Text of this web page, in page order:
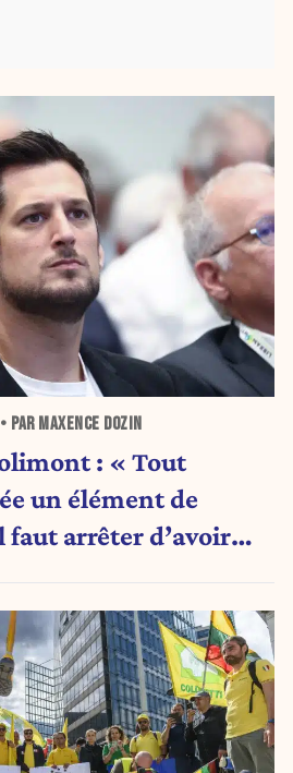
PAR MAXENCE DOZIN
: « Tout
un élément de
arrêter d’avoir